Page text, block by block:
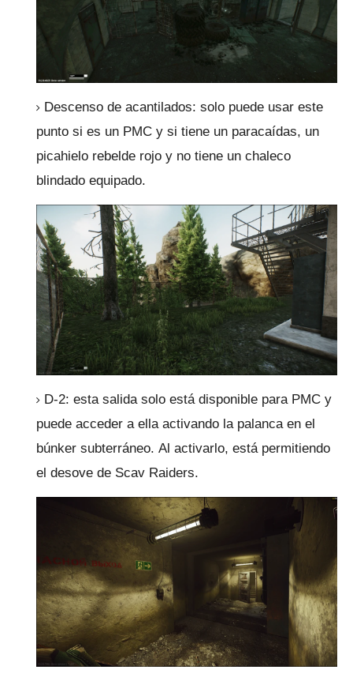
Descenso de acantilados: solo puede usar este
punto si es un PMC y si tiene un paracaídas, un
picahielo rebelde rojo y no tiene un chaleco
blindado equipado.
D-2: esta salida solo está disponible para PMC y
puede acceder a ella activando la palanca en el
búnker subterráneo. Al activarlo, está permitiendo
el desove de Scav Raiders.